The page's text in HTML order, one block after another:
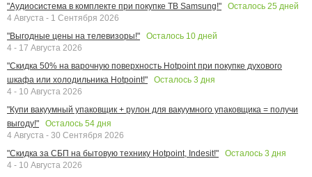
"Аудиосистема в комплекте при покупке ТВ Samsung!"
Осталось 25 дней
4 Августа - 1 Сентября 2026
"Выгодные цены на телевизоры!"
Осталось 10 дней
4 - 17 Августа 2026
"Скидка 50% на варочную поверхность Hotpoint при покупке духового
шкафа или холодильника Hotpoint!"
Осталось 3 дня
4 - 10 Августа 2026
"Купи вакуумный упаковщик + рулон для вакуумного упаковщика = получи
выгоду!"
Осталось 54 дня
4 Августа - 30 Сентября 2026
"Скидка за СБП на бытовую технику Hotpoint, Indesit!"
Осталось 3 дня
4 - 10 Августа 2026